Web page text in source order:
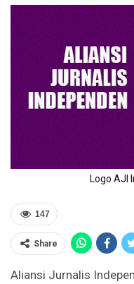
Logo AJI
147
Share
Aliansi Jurnalis